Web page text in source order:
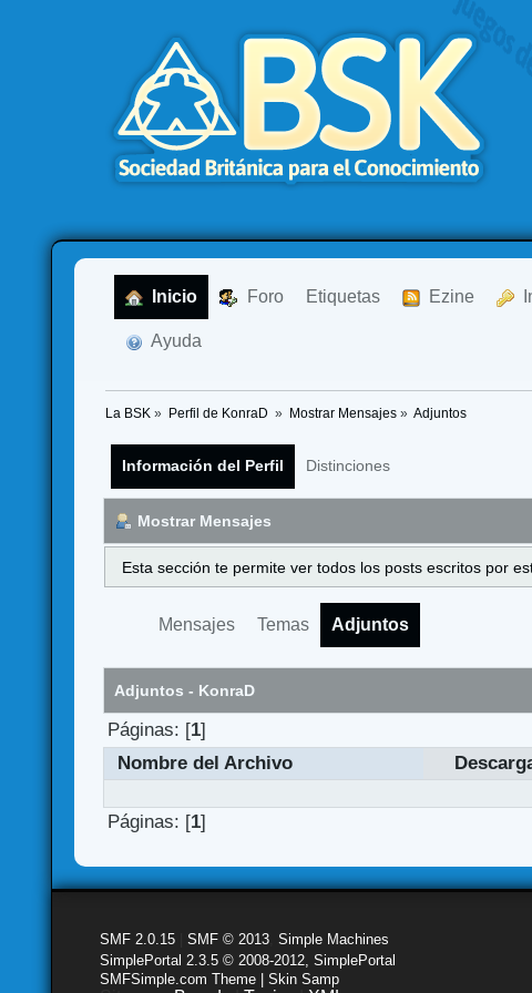
Inicio Foro Etiquetas Ezine
Ayuda
La BSK » Perfil de KonraD » Mostrar Mensajes» Adjuntos
Información del Perfil Distinciones
Mostrar Mensajes
Esta sección te permite ver todos los posts escritos por
Mensajes Temas Adjuntos
Adjuntos - KonraD
Páginas: [1]
Nombre del Archivo
Páginas: [1]
SMF 2.0.15 |SMF © 2013 ,Simple Machines
SimplePortal 2.3.5 © 2008-2012, SimplePortal
SMFSimple.com Theme | Skin Samp